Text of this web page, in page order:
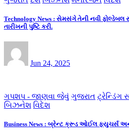
Technology News : સેમસંગે તેની નવી ફોલ્ડેબલ
તારીખની પુષ્ટિ કરી.
Jun 24, 2025
ગપશપ - જાણવા જેવું ગુજરાત ટ્રેન્ડિંગ
બિઝનેશ વિદેશ
Business News : બ્રેન્ટ ક્રૂડ ઓઈલ ફ્યુચર્સ